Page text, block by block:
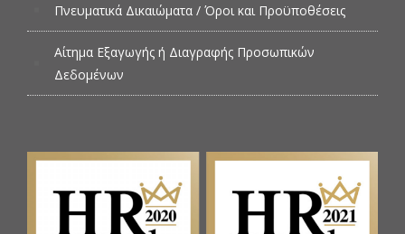
Πνευματικά Δικαιώματα / Όροι και Προϋποθέσεις
Αίτημα Εξαγωγής ή Διαγραφής Προσωπικών
Δεδομένων